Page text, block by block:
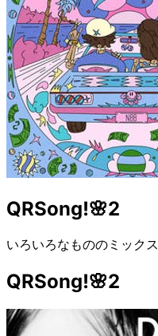
QRSong!🌸2
いろいろなもののミックス
QRSong!🌸2